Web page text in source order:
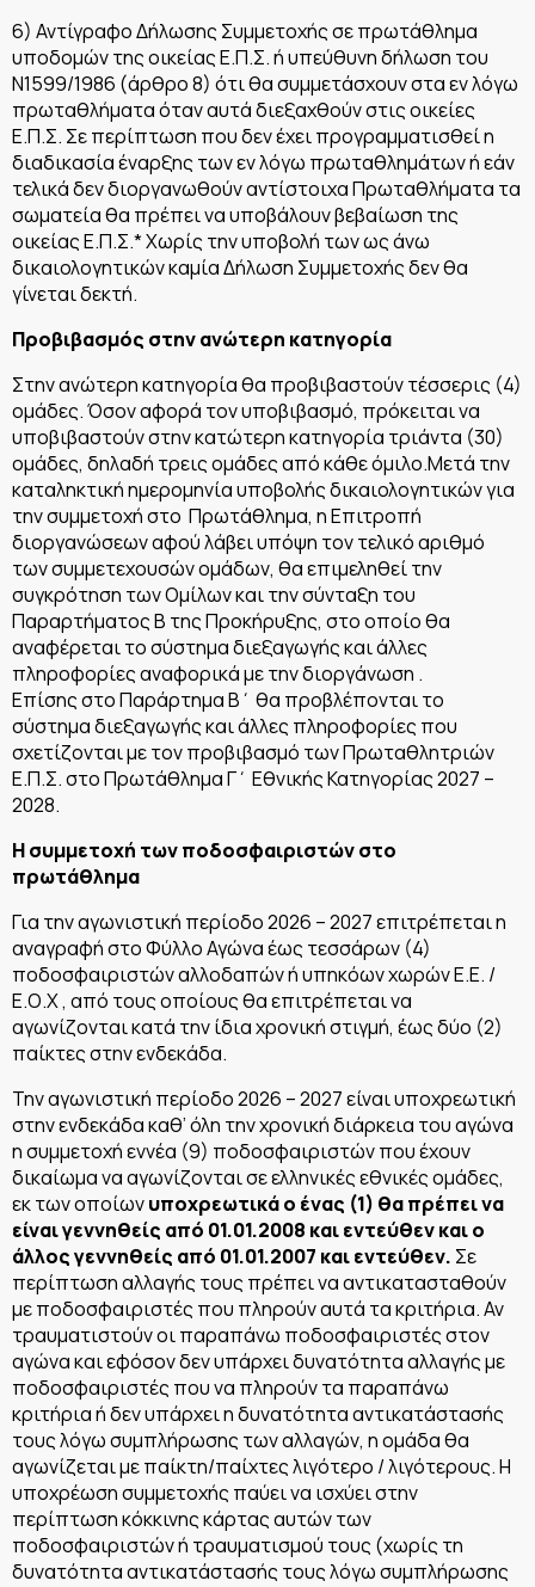
6) Αντίγραφο Δήλωσης Συμμετοχής σε πρωτάθλημα
υποδομών της οικείας Ε.Π.Σ. ή υπεύθυνη δήλωση του
Ν1599/1986 (άρθρο 8) ότι θα συμμετάσχουν στα εν λόγω
πρωταθλήματα όταν αυτά διεξαχθούν στις οικείες
Ε.Π.Σ. Σε περίπτωση που δεν έχει προγραμματισθεί η
διαδικασία έναρξης των εν λόγω πρωταθλημάτων ή εάν
τελικά δεν διοργανωθούν αντίστοιχα Πρωταθλήματα τα
σωματεία θα πρέπει να υποβάλουν βεβαίωση της
οικείας Ε.Π.Σ.* Χωρίς την υποβολή των ως άνω
δικαιολογητικών καμία Δήλωση Συμμετοχής δεν θα
γίνεται δεκτή.
Προβιβασμός στην ανώτερη κατηγορία
Στην ανώτερη κατηγορία θα προβιβαστούν τέσσερις (4)
ομάδες. Όσον αφορά τον υποβιβασμό, πρόκειται να
υποβιβαστούν στην κατώτερη κατηγορία τριάντα (30)
ομάδες, δηλαδή τρεις ομάδες από κάθε όμιλο.Μετά την
καταληκτική ημερομηνία υποβολής δικαιολογητικών για
την συμμετοχή στο Πρωτάθλημα, η Επιτροπή
διοργανώσεων αφού λάβει υπόψη τον τελικό αριθμό
των συμμετεχουσών ομάδων, θα επιμεληθεί την
συγκρότηση των Ομίλων και την σύνταξη του
Παραρτήματος Β της Προκήρυξης, στο οποίο θα
αναφέρεται το σύστημα διεξαγωγής και άλλες
πληροφορίες αναφορικά με την διοργάνωση .
Επίσης στο Παράρτημα Β΄ θα προβλέπονται το
σύστημα διεξαγωγής και άλλες πληροφορίες που
σχετίζονται με τον προβιβασμό των Πρωταθλητριών
Ε.Π.Σ. στο Πρωτάθλημα Γ΄ Εθνικής Κατηγορίας 2027 –
2028.
Η συμμετοχή των ποδοσφαιριστών στο
πρωτάθλημα
Για την αγωνιστική περίοδο 2026 – 2027 επιτρέπεται η
αναγραφή στο Φύλλο Αγώνα έως τεσσάρων (4)
ποδοσφαιριστών αλλοδαπών ή υπηκόων χωρών Ε.Ε. /
Ε.Ο.Χ , από τους οποίους θα επιτρέπεται να
αγωνίζονται κατά την ίδια χρονική στιγμή, έως δύο (2)
παίκτες στην ενδεκάδα.
Την αγωνιστική περίοδο 2026 – 2027 είναι υποχρεωτική
στην ενδεκάδα καθ’ όλη την χρονική διάρκεια του αγώνα
η συμμετοχή εννέα (9) ποδοσφαιριστών που έχουν
δικαίωμα να αγωνίζονται σε ελληνικές εθνικές ομάδες,
εκ των οποίωνυποχρεωτικά ο ένας (1) θα πρέπει να
είναι γεννηθείς από 01.01.2008 και εντεύθεν και ο
άλλος γεννηθείς από 01.01.2007 και εντεύθεν. Σε
περίπτωση αλλαγής τους πρέπει να αντικατασταθούν
με ποδοσφαιριστές που πληρούν αυτά τα κριτήρια. Αν
τραυματιστούν οι παραπάνω ποδοσφαιριστές στον
αγώνα και εφόσον δεν υπάρχει δυνατότητα αλλαγής με
ποδοσφαιριστές που να πληρούν τα παραπάνω
κριτήρια ή δεν υπάρχει η δυνατότητα αντικατάστασής
τους λόγω συμπλήρωσης των αλλαγών, η ομάδα θα
αγωνίζεται με παίκτη/παίχτες λιγότερο / λιγότερους. Η
υποχρέωση συμμετοχής παύει να ισχύει στην
περίπτωση κόκκινης κάρτας αυτών των
ποδοσφαιριστών ή τραυματισμού τους (χωρίς τη
δυνατότητα αντικατάστασής τους λόγω συμπλήρωσης